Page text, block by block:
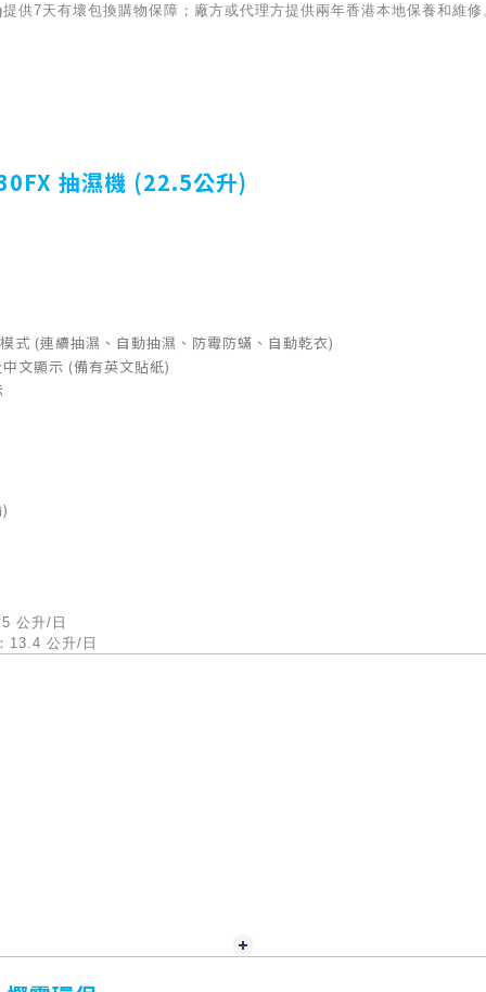
供7天有壞包換購物保障；廠方或代理方提供兩年香港本地保養和維修
抽濕機 (22.5公升)
式 (連續抽濕、自動抽濕、防霉防蟎、自動乾衣)
文顯示 (備有英文貼紙)
公升/日
13.4 公升/日